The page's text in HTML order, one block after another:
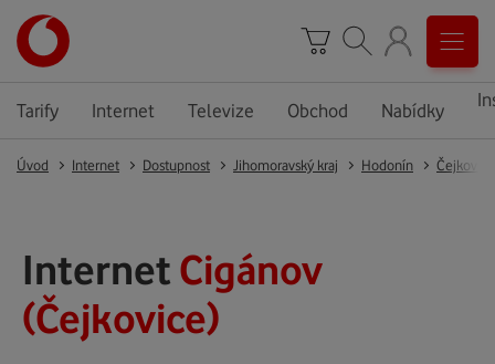
Tarify Internet Televize Obchod Nabídky
Úvod Internet Dostupnost Jihomoravský kraj Hodonín Čejkovice
Internet Cigánov
(Čejkovice)